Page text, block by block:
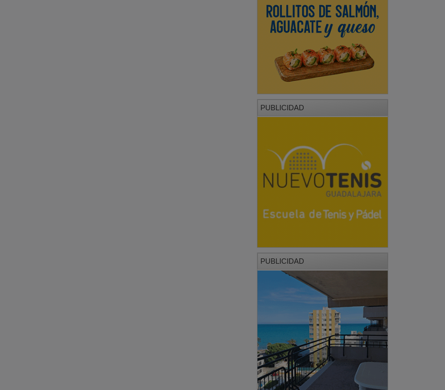
PUBLICIDAD
PUBLICIDAD